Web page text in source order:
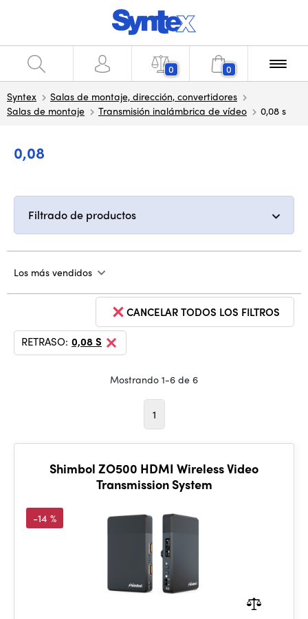
0 0
Syntex
Salas de montaje, dirección, convertidores
Salas de montaje
Transmisión inalámbrica de vídeo 0,08 s
0,08
Filtrado de productos
Los más vendidos
CANCELAR TODOS LOS FILTROS
RETRASO: 0,08 S
Mostrando 1-6 de 6
1
Shimbol ZO500 HDMI Wireless Video
Transmission System
-14 %